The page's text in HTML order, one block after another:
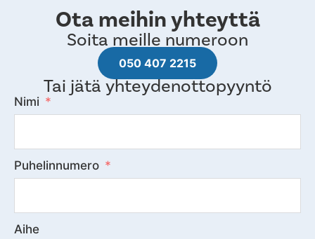
Ota meihin yhteyttä
Soita meille numeroon
050 407 2215
Tai jätä yhteydenottopyyntö
Nimi
Puhelinnumero
Aihe